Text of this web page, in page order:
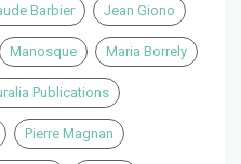
Barbier Jean Giono
Manosque Maria Borrely
Publications
Pierre Magnan